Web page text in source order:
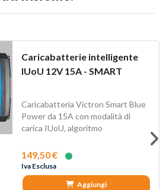
Caricabatterie intelligente
IUoU 12V 15A - SMART
Caricabatteria Victron Smart Blue
Power da 15A con modalità di
carica IUoU, algoritmo
149,50 €
Iva Esclusa
Aggiungi